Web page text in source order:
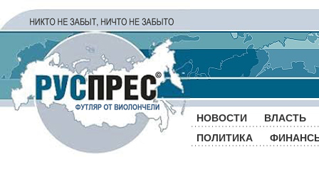
НОВОСТИ
ВЛАСТЬ
ПОЛИТИКА